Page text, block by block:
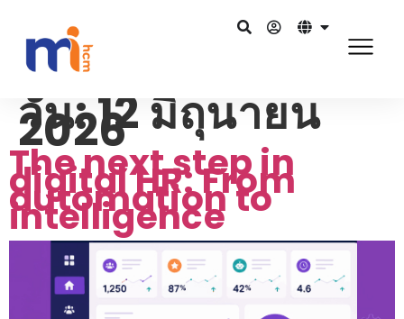
วัน:12 มิถุนายน
2026
The next step in
digital HR: From
automation to
intelligence